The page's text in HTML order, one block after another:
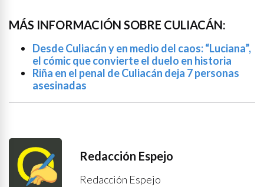
MÁS INFORMACIÓN SOBRE CULIACÁN:
Desde Culiacán y en medio del caos: “Luciana”,
el cómic que convierte el duelo en historia
Riña en el penal de Culiacán deja 7 personas
asesinadas
Redacción Espejo
Redacción Espejo